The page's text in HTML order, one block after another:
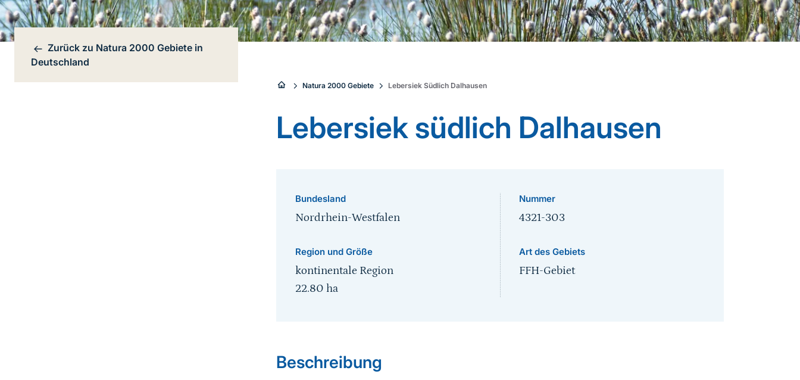
Bereichsnavigation
Zurück zu Natura 2000 Gebiete in
Deutschland
Sie
sind
hier:
Natura 2000 Gebiete Lebersiek Südlich Dalhausen
Lebersiek südlich Dalhausen
Bundesland
Nordrhein-Westfalen
Region und Größe
kontinentale Region
22.80 ha
Nummer
4321-303
Art des Gebiets
FFH-Gebiet
Beschreibung